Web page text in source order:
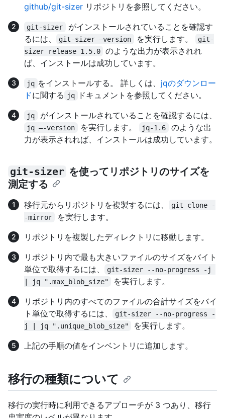
github/git-sizer リポジトリを参照してください。
git-sizer
がインストールされていることを確認す
るには、
git-sizer –version を実行します。
git-
sizer release 1.5.0
のような出力が表示されれ
ば、インストールは成功しています。
jq をインストールする。 詳しくは、 jqのダウンロー
ドに関する jq ドキュメントを参照してください。
jq がインストールされていることを確認するには、
jq –-version を実行します。 jq-1.6
のような出
力が表示されれば、インストールは成功しています。
git-sizer を使ってリポジトリのサイズを
測定する
移行元からリポジトリを複製するには、
git clone -
-mirror
を実行します。
リポジトリを複製したディレクトリに移動します。
リポジトリ内で最も大きいファイルのサイズをバイト
単位で取得するには、
git-sizer --no-progress -j
| jq ".max_blob_size"
を実行します。
リポジトリ内のすべてのファイルの合計サイズをバイ
ト単位で取得するには、
git-sizer --no-progress -
j | jq ".unique_blob_size"
を実行します。
上記の手順の値をインベントリに追加します。
移行の種類について
移行の実行時に利用できるアプローチが 3 つあり、移行